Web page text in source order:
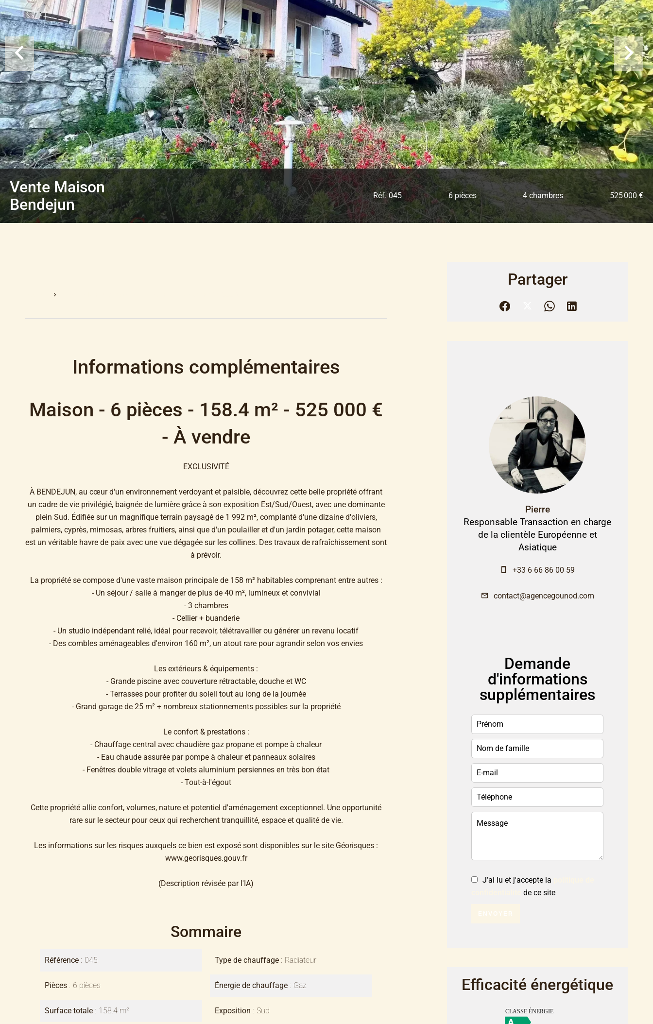
Vente Maison
Bendejun
Réf. 045 6 pièces 4 chambres 525 000 €
Informations complémentaires
Maison - 6 pièces - 158.4 m² - 525 000 €
- À vendre
EXCLUSIVITÉ
À BENDEJUN, au cœur d'un environnement verdoyant et paisible, découvrez cette belle propriété offrant
un cadre de vie privilégié, baignée de lumière grâce à son exposition Est/Sud/Ouest, avec une dominante
plein Sud. Édifiée sur un magnifique terrain paysagé de 1 992 m², complanté d'une dizaine d'oliviers,
palmiers, cyprès, mimosas, arbres fruitiers, ainsi que d'un poulailler et d'un jardin potager, cette maison
est un véritable havre de paix avec une vue dégagée sur les collines. Des travaux de rafraîchissement sont
à prévoir.
La propriété se compose d'une vaste maison principale de 158 m² habitables comprenant entre autres :
- Un séjour / salle à manger de plus de 40 m², lumineux et convivial
- 3 chambres
- Cellier + buanderie
- Un studio indépendant relié, idéal pour recevoir, télétravailler ou générer un revenu locatif
- Des combles aménageables d'environ 160 m², un atout rare pour agrandir selon vos envies
Les extérieurs & équipements :
- Grande piscine avec couverture rétractable, douche et WC
- Terrasses pour profiter du soleil tout au long de la journée
- Grand garage de 25 m² + nombreux stationnements possibles sur la propriété
Le confort & prestations :
- Chauffage central avec chaudière gaz propane et pompe à chaleur
- Eau chaude assurée par pompe à chaleur et panneaux solaires
- Fenêtres double vitrage et volets aluminium persiennes en très bon état
- Tout-à-l'égout
Cette propriété allie confort, volumes, nature et potentiel d'aménagement exceptionnel. Une opportunité
rare sur le secteur pour ceux qui recherchent tranquillité, espace et qualité de vie.
Les informations sur les risques auxquels ce bien est exposé sont disponibles sur le site Géorisques :
www.georisques.gouv.fr
(Description révisée par l'IA)
Sommaire
Référence 045
Pièces 6 pièces
Surface totale 158.4 m²
Type de chauffage Radiateur
Énergie de chauffage Gaz
Exposition Sud
Partager
Pierre
Responsable Transaction en charge
de la clientèle Européenne et
Asiatique
+33 6 66 86 00 59
contact@agencegounod.com
Demande
d'informations
supplémentaires
J’ai lu et j'accepte la
de ce site
ENVOYER
Efficacité énergétique